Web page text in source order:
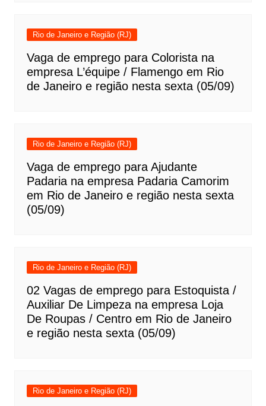
Rio de Janeiro e Região (RJ)
Vaga de emprego para Colorista na
empresa L’équipe / Flamengo em Rio
de Janeiro e região nesta sexta (05/09)
Rio de Janeiro e Região (RJ)
Vaga de emprego para Ajudante
Padaria na empresa Padaria Camorim
em Rio de Janeiro e região nesta sexta
(05/09)
Rio de Janeiro e Região (RJ)
02 Vagas de emprego para Estoquista /
Auxiliar De Limpeza na empresa Loja
De Roupas / Centro em Rio de Janeiro
e região nesta sexta (05/09)
Rio de Janeiro e Região (RJ)